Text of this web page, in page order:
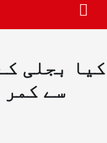
کیا بجلی
سے کمر